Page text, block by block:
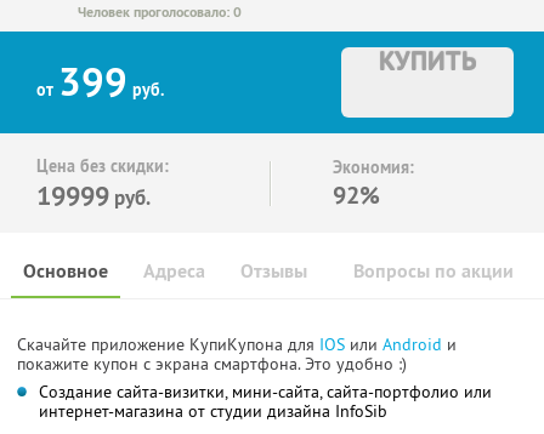
Человек проголосовало: 0
от 399 руб.
КУПИТЬ
Цена без скидки:
19999 руб.
Экономия:
92%
Основное Отзывы Вопросы по акции
Адреса
Скачайте приложение КупиКупона для IOS или Android и
покажите купон с экрана смартфона. Это удобно :)
Создание сайта-визитки, мини-сайта, сайта-портфолио или
интернет-магазина от студии дизайна InfoSib